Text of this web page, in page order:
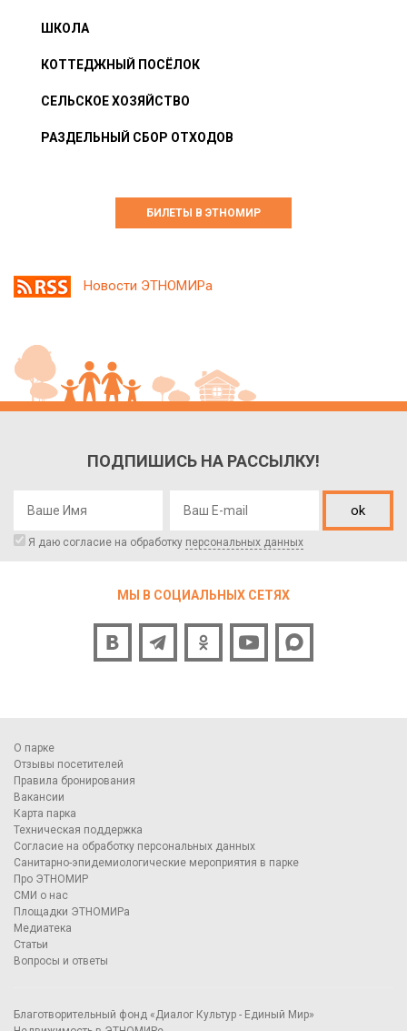
ШКОЛА
КОТТЕДЖНЫЙ ПОСЁЛОК
СЕЛЬСКОЕ ХОЗЯЙСТВО
РАЗДЕЛЬНЫЙ СБОР ОТХОДОВ
БИЛЕТЫ В ЭТНОМИР
Новости ЭТНОМИРа
ПОДПИШИСЬ НА РАССЫЛКУ!
ok
Я даю согласие на обработку персональных данных
МЫ В СОЦИАЛЬНЫХ СЕТЯХ
О парке
Отзывы посетителей
Правила бронирования
Вакансии
Карта парка
Техническая поддержка
Согласие на обработку персональных данных
Санитарно-эпидемиологические мероприятия в парке
Про ЭТНОМИР
СМИ о нас
Площадки ЭТНОМИРа
Медиатека
Статьи
Вопросы и ответы
Благотворительный фонд «Диалог Культур - Единый Мир»